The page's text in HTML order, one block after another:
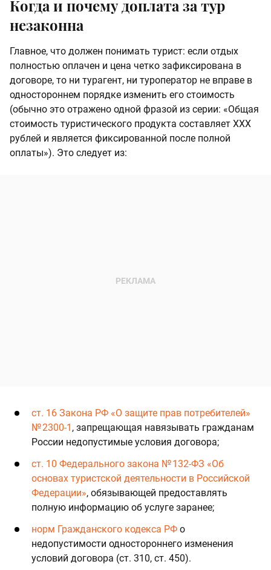
Когда и почему доплата за тур
незаконна
Главное, что должен понимать турист: если отдых
полностью оплачен и цена четко зафиксирована в
договоре, то ни турагент, ни туроператор не вправе в
одностороннем порядке изменить его стоимость
(обычно это отражено одной фразой из серии: «Общая
стоимость туристического продукта составляет ХХХ
рублей и является фиксированной после полной
оплаты»). Это следует из:
ст. 16 Закона РФ «О защите прав потребителей»
№ 2300-1 , запрещающая навязывать гражданам
России недопустимые условия договора;
ст. 10 Федерального закона № 132-ФЗ «Об
основах туристской деятельности в Российской
Федерации», обязывающей предоставлять
полную информацию об услуге заранее;
норм Гражданского кодекса РФ о
недопустимости одностороннего изменения
условий договора (ст. 310, ст. 450).